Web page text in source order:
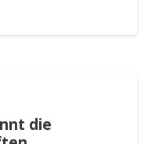
die